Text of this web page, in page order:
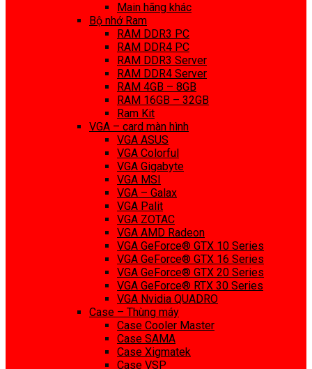
Main hãng khác
Bộ nhớ Ram
RAM DDR3 PC
RAM DDR4 PC
RAM DDR3 Server
RAM DDR4 Server
RAM 4GB – 8GB
RAM 16GB – 32GB
Ram Kit
VGA – card màn hình
VGA ASUS
VGA Colorful
VGA Gigabyte
VGA MSI
VGA – Galax
VGA Palit
VGA ZOTAC
VGA AMD Radeon
VGA GeForce® GTX 10 Series
VGA GeForce® GTX 16 Series
VGA GeForce® GTX 20 Series
VGA GeForce® RTX 30 Series
VGA Nvidia QUADRO
Case – Thùng máy
Case Cooler Master
Case SAMA
Case Xigmatek
Case VSP